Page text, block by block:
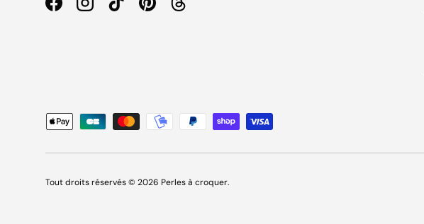
FacebookInstagramTikTokPinterestThreads
Moyens de paiement acceptés
Tout droits réservés © 2026 Perles à croquer.